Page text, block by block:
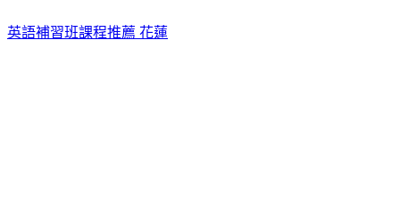
英語補習班課程推薦 花蓮